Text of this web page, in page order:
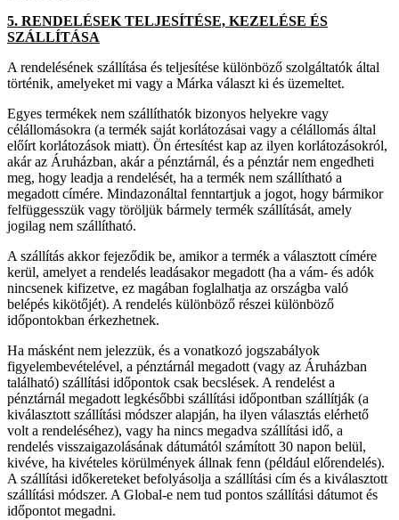
5. RENDELÉSEK TELJESÍTÉSE, KEZELÉSE ÉS
SZÁLLÍTÁSA
A rendelésének szállítása és teljesítése különböző szolgáltatók által
történik, amelyeket mi vagy a Márka választ ki és üzemeltet.
Egyes termékek nem szállíthatók bizonyos helyekre vagy
célállomásokra (a termék saját korlátozásai vagy a célállomás által
előírt korlátozások miatt). Ön értesítést kap az ilyen korlátozásokról,
akár az Áruházban, akár a pénztárnál, és a pénztár nem engedheti
meg, hogy leadja a rendelését, ha a termék nem szállítható a
megadott címére. Mindazonáltal fenntartjuk a jogot, hogy bármikor
felfüggesszük vagy töröljük bármely termék szállítását, amely
jogilag nem szállítható.
A szállítás akkor fejeződik be, amikor a termék a választott címére
kerül, amelyet a rendelés leadásakor megadott (ha a vám- és adók
nincsenek kifizetve, ez magában foglalhatja az országba való
belépés kikötőjét). A rendelés különböző részei különböző
időpontokban érkezhetnek.
Ha másként nem jelezzük, és a vonatkozó jogszabályok
figyelembevételével, a pénztárnál megadott (vagy az Áruházban
található) szállítási időpontok csak becslések. A rendelést a
pénztárnál megadott legkésőbbi szállítási időpontban szállítják (a
kiválasztott szállítási módszer alapján, ha ilyen választás elérhető
volt a rendeléséhez), vagy ha nincs megadva szállítási idő, a
rendelés visszaigazolásának dátumától számított 30 napon belül,
kivéve, ha kivételes körülmények állnak fenn (például előrendelés).
A szállítási időkereteket befolyásolja a szállítási cím és a kiválasztott
szállítási módszer. A Global-e nem tud pontos szállítási dátumot és
időpontot megadni.